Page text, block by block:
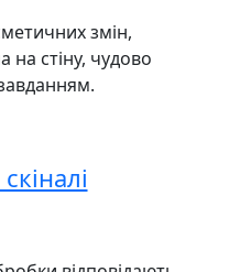
змін,
на стіну, чудово